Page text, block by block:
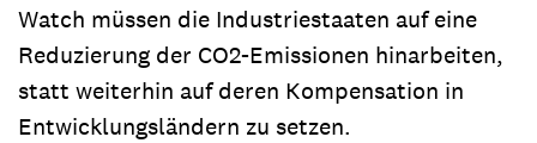
Watch müssen die Industriestaaten auf eine
Reduzierung der CO2-Emissionen hinarbeiten,
statt weiterhin auf deren Kompensation in
Entwicklungsländern zu setzen.